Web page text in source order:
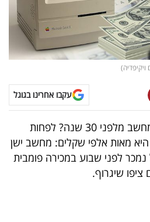
עקבו אחרינו בגוגל
כמה הייתם משלמים על מחשב מלפני 30 שנה? לפחות
מאות אלפי שקלים: מחשב ישן
לפני שבוע במכירה פומבית
שיגרוף.